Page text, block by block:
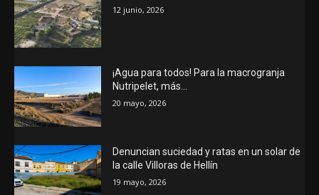
12 junio, 2026
¡Agua para todos! Para la macrogranja
Nutripelet, más…
20 mayo, 2026
Denuncian suciedad y ratas en un solar de
la calle Villoras de Hellín
19 mayo, 2026